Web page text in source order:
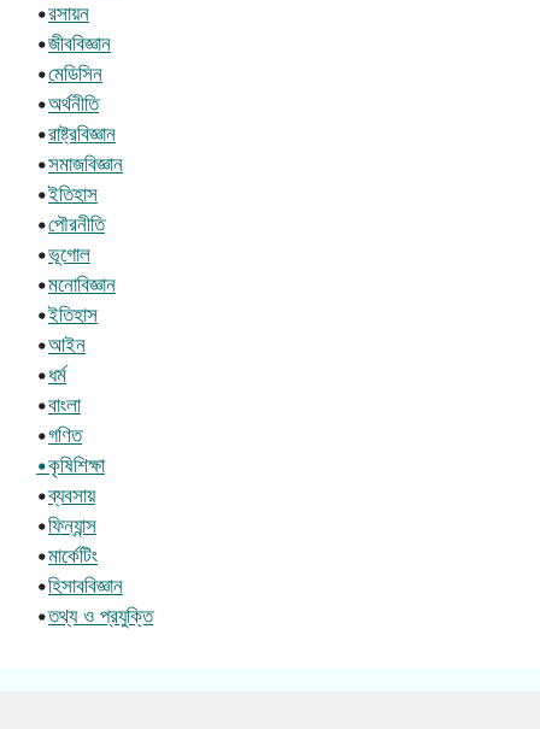
•রসায়ন
•জীববিজ্ঞান
•মেডিসিন
•অর্থনীতি
•রাষ্ট্রবিজ্ঞান
•সমাজবিজ্ঞান
•ইতিহাস
•পৌরনীতি
•ভূগোল
•মনোবিজ্ঞান
•ইতিহাস
•আইন
•ধর্ম
•বাংলা
•গণিত
•কৃষিশিক্ষা
•ব্যবসায়
•ফিন্যান্স
•মার্কেটিং
•হিসাববিজ্ঞান
•তথ্য ও প্রযুক্তি